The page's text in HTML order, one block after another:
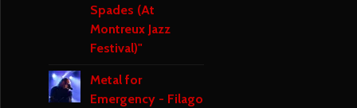
Spades (At
Montreux Jazz
Festival)"
Metal for
Emergency - Filago